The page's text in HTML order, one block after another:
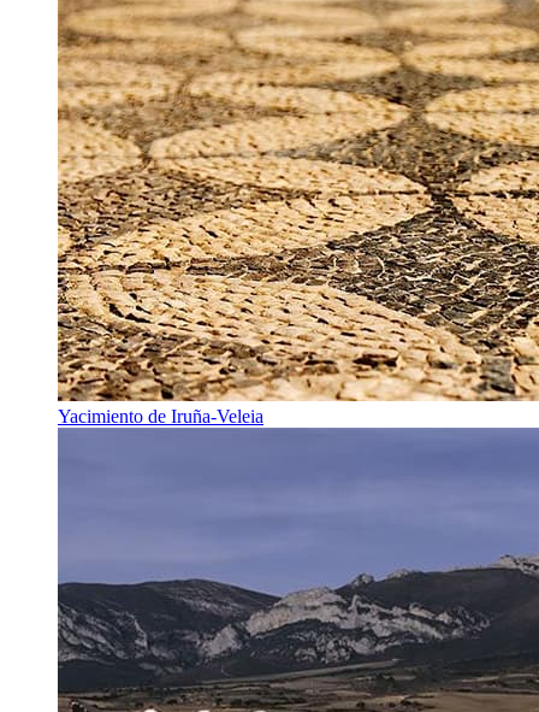
Yacimiento de Iruña-Veleia